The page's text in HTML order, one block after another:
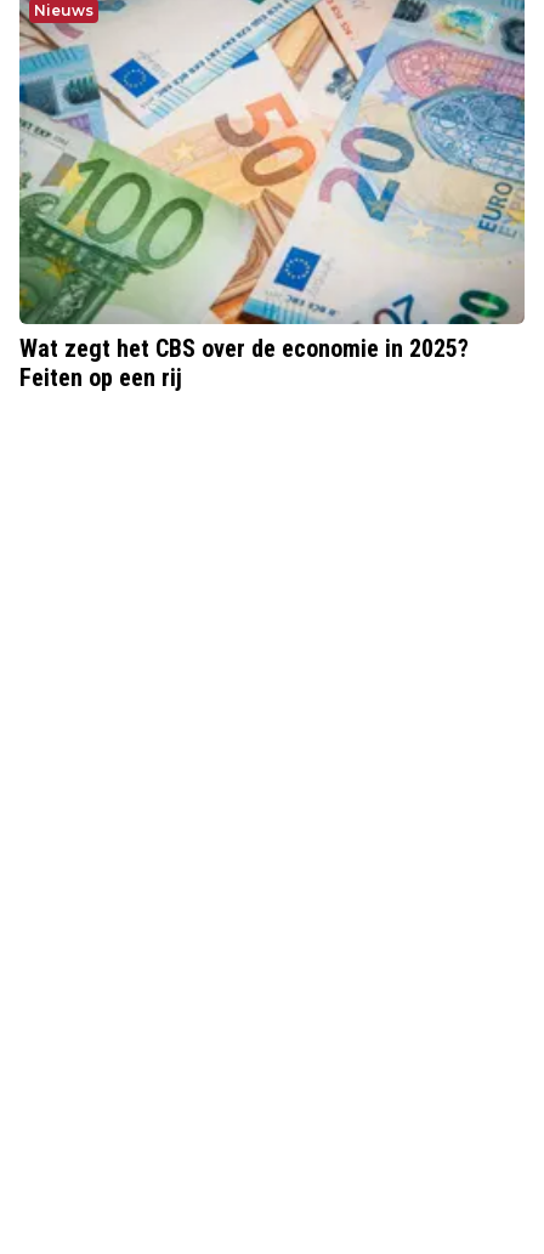
Nieuws
Wat zegt het CBS over de economie in 2025?
Feiten op een rij